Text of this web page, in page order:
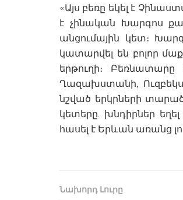
«Այս բեռը եկել է
է չինական Խարգոս
անցումային կետ։
կատարվել են բոլոր
երթուղի։
Ղազախստանի,
նշված երկրների
կետերը․ խնդիրներ
հասել է Երևան առանց
Նախորդ Լուրը